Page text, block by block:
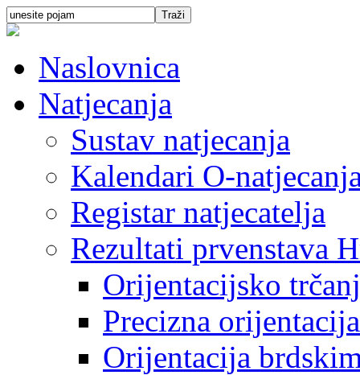
Naslovnica
Natjecanja
Sustav natjecanja
Kalendari O-
Registar natjecatelja
Rezultati prvenstava
Orijentacijsko
Precizna orijentacija
Orijentacija